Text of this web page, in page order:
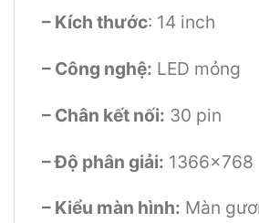
– Kích thước: 14 inch
– Công nghệ: LED mỏng
– Chân kết nối: 30 pin
– Độ phân giải: 1366×768
– Kiểu màn hình: Màn